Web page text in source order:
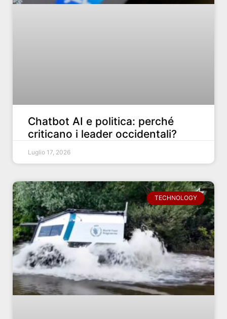
Chatbot AI e politica: perché
criticano i leader occidentali?
Luglio 17, 2026
TECHNOLOGY